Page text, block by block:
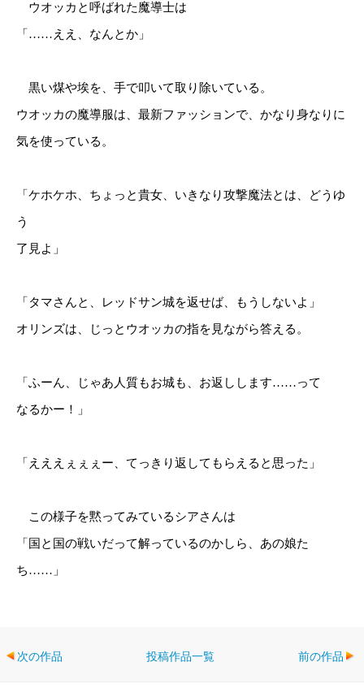
ウオッカと呼ばれた魔導士は
「……ええ、なんとか」
黒い煤や埃を、手で叩いて取り除いている。
ウオッカの魔導服は、最新ファッションで、かなり身なりに
気を使っている。
「ケホケホ、ちょっと貴女、いきなり攻撃魔法とは、どうゆ
う
了見よ」
「タマさんと、レッドサン城を返せば、もうしないよ」
オリンズは、じっとウオッカの指を見ながら答える。
「ふーん、じゃあ人質もお城も、お返しします……って
なるかー！」
「えええぇぇぇー、てっきり返してもらえると思った」
この様子を黙ってみているシアさんは
「国と国の戦いだって解っているのかしら、あの娘た
ち……」
次の作品 投稿作品一覧 前の作品